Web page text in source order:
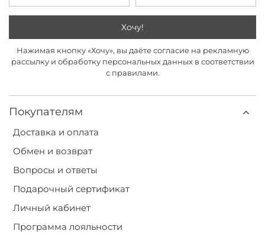
Покупателям
Доставка и оплата
Обмен и возврат
Вопросы и ответы
Подарочный сертификат
Личный кабинет
Программа лояльности
Хочу!
Нажимая кнопку «Хочу», вы даёте согласие на рекламную
рассылку и обработку персональных данных в соответствии
с правилами.